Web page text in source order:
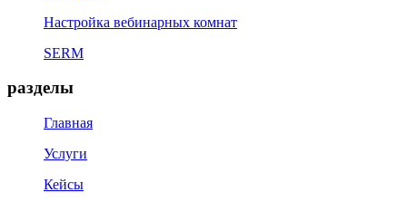
Настройка вебинарных комнат
SERM
разделы
Главная
Услуги
Кейсы